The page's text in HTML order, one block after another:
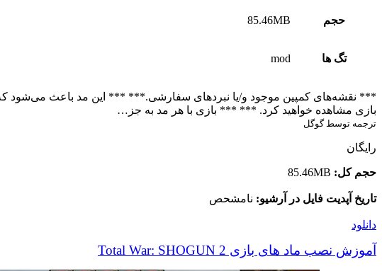
حجم 85.46MB
تگ ها mod
*** نقشه‌های کمپین موجود و/یا نبردهای سفارشی.*** *** این مد باعث می‌شود که
بازی مشاهده خواهید کرد. *** *** بازی با هر مد به جز…
ترجمه توسط گوگل
رایگان
حجم کل: 85.46MB
تاریخ آپدیت فایل در آرشیو: نامشحص
دانلود
آموزش نصب ماد های بازی Total War: SHOGUN 2